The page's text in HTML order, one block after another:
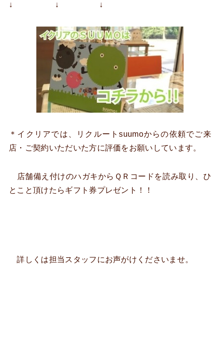
↓ ↓ ↓
＊イクリアでは、リクルートsuumoからの依頼でご来
店・ご契約いただいた方に評価をお願いしています。
店舗備え付けのハガキからＱＲコードを読み取り、ひ
とこと頂けたらギフト券プレゼント！！
詳しくは担当スタッフにお声がけくださいませ。